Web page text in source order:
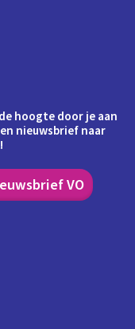
hoogte door je aan
nieuwsbrief naar
VO